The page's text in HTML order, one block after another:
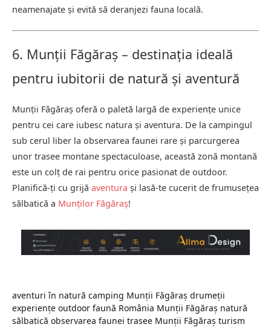
neamenajate și evită să deranjezi fauna locală.
6. Munții Făgăraș – destinația ideală
pentru iubitorii de natură și aventură
Munții Făgăraș oferă o paletă largă de experiențe unice
pentru cei care iubesc natura și aventura. De la campingul
sub cerul liber la observarea faunei rare și parcurgerea
unor trasee montane spectaculoase, această zonă montană
este un colț de rai pentru orice pasionat de outdoor.
Planifică-ți cu grijă aventura și lasă-te cucerit de frumusețea
sălbatică a Munților Făgăraș!
aventuri în natură camping Munții Făgăraș drumeții
experiențe outdoor faună România Munții Făgăraș natură
sălbatică observarea faunei trasee Munții Făgăraș turism